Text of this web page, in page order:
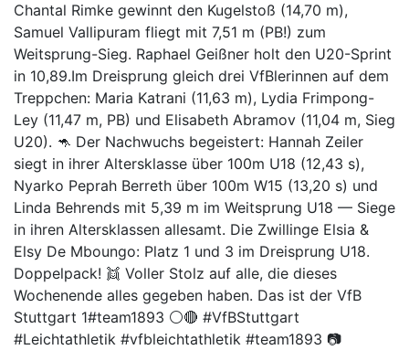
Chantal Rimke gewinnt den Kugelstoß (14,70 m),
Samuel Vallipuram fliegt mit 7,51 m (PB!) zum
Weitsprung-Sieg. Raphael Geißner holt den U20-Sprint
in 10,89.Im Dreisprung gleich drei VfBlerinnen auf dem
Treppchen: Maria Katrani (11,63 m), Lydia Frimpong-
Ley (11,47 m, PB) und Elisabeth Abramov (11,04 m, Sieg
U20). 🦘 Der Nachwuchs begeistert: Hannah Zeiler
siegt in ihrer Altersklasse über 100m U18 (12,43 s),
Nyarko Peprah Berreth über 100m W15 (13,20 s) und
Linda Behrends mit 5,39 m im Weitsprung U18 — Siege
in ihren Altersklassen allesamt. Die Zwillinge Elsia &
Elsy De Mboungo: Platz 1 und 3 im Dreisprung U18.
Doppelpack! 👯 Voller Stolz auf alle, die dieses
Wochenende alles gegeben haben. Das ist der VfB
Stuttgart 1#team1893 ⚪🔴 #VfBStuttgart
#Leichtathletik #vfbleichtathletik #team1893 📷